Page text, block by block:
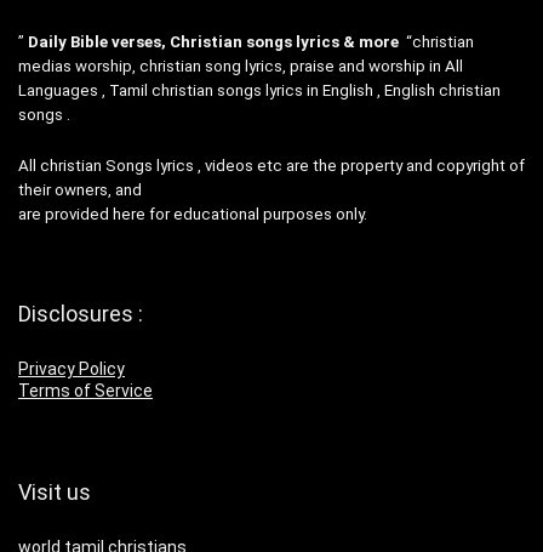
” Daily Bible verses, Christian songs lyrics & more “christian
medias worship, christian song lyrics, praise and worship in All
Languages , Tamil christian songs lyrics in English , English christian
songs .
All christian Songs lyrics , videos etc are the property and copyright of
their owners, and
are provided here for educational purposes only.
Disclosures :
Privacy Policy
Terms of Service
Visit us
world tamil christians